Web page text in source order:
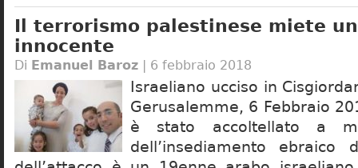
Il terrorismo palestinese miete
innocente
Di Emanuel Baroz | 6 febbraio 2018
Israeliano ucciso in
Gerusalemme, 6 Febbraio
è stato accoltellato a
dell’insediamento ebraico